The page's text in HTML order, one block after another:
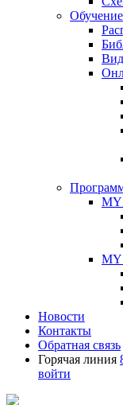
Обучение
MY
MY
Новости
Контакты
Обратная связь
Горячая линия
войти